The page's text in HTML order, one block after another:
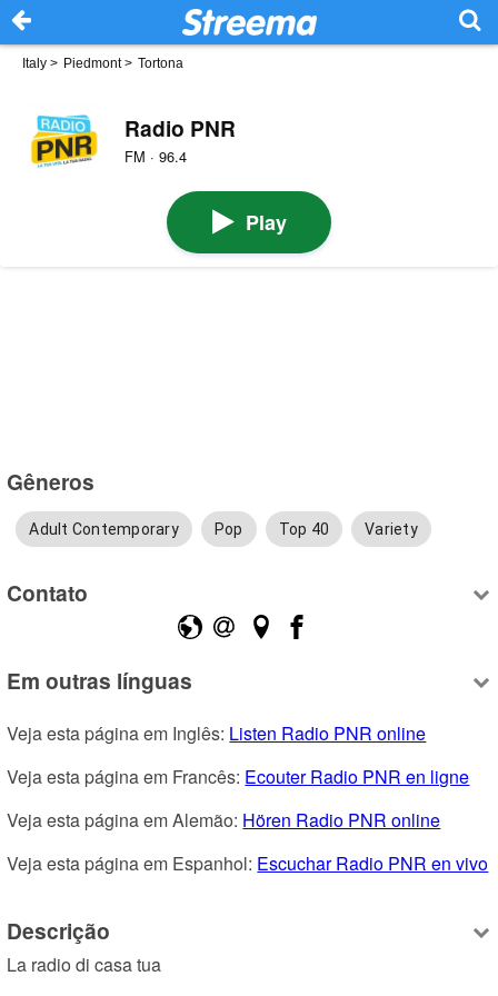
Italy > Piedmont> Tortona
Radio PNR
FM · 96.4
Play
Gêneros
Adult Contemporary Pop Top 40 Variety
Contato
Em outras línguas
Veja esta página em Inglês: Listen Radio PNR online
Veja esta página em Francês: Ecouter Radio PNR en ligne
Veja esta página em Alemão: Hören Radio PNR online
Veja esta página em Espanhol: Escuchar Radio PNR en vivo
Descrição
La radio di casa tua